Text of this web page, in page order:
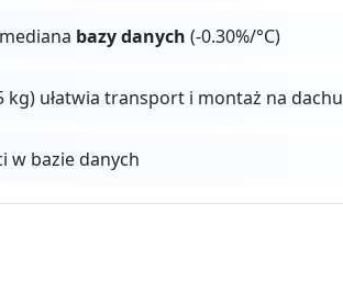
bazy danych (-0.30%/°C)
kg) ułatwia transport i montaż na dachu
w bazie danych